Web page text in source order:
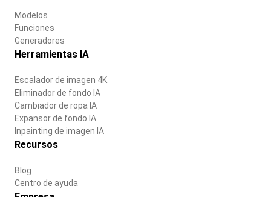
Modelos
Funciones
Generadores
Herramientas IA
Escalador de imagen 4K
Eliminador de fondo IA
Cambiador de ropa IA
Expansor de fondo IA
Inpainting de imagen IA
Recursos
Blog
Centro de ayuda